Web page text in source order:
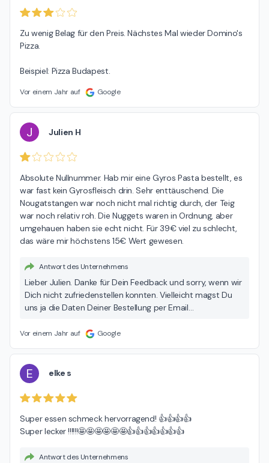
Zu wenig Belag für den Preis. Nächstes Mal wieder Domino's
Pizza.
Beispiel: Pizza Budapest.
Vor einem Jahr auf Google
J Julien H
Absolute Nullnummer. Hab mir eine Gyros Pasta bestellt, es
war fast kein Gyrosfleisch drin. Sehr enttäuschend. Die
Nougatstangen war noch nicht mal richtig durch, der Teig
war noch relativ roh. Die Nuggets waren in Ordnung, aber
umgehauen haben sie echt nicht. Für 39€ viel zu schlecht,
das wäre mir höchstens 15€ Wert gewesen.
Antwort des Unternehmens
Lieber Julien. Danke für Dein Feedback und sorry, wenn wir
Dich nicht zufriedenstellen konnten. Vielleicht magst Du
uns ja die Daten Deiner Bestellung per Email
das gerne genauer anschauen. Danke vorab!
Vor einem Jahr auf Google
E elke s
Super essen schmeck hervorragend! 👍👍👍👍
Super lecker !!!!!!🤩🤩🤩🤩🤩🤩👍👍👍👍👍👍👍
Antwort des Unternehmens